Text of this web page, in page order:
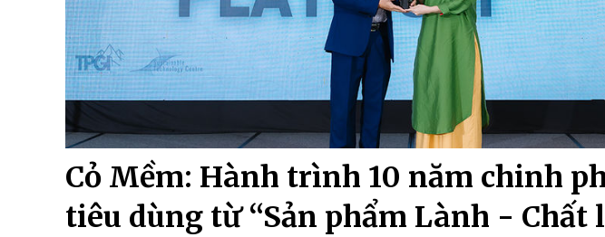
Cỏ Mềm: Hành trình 10 năm chinh
tiêu dùng từ “Sản phẩm Lành - Chất